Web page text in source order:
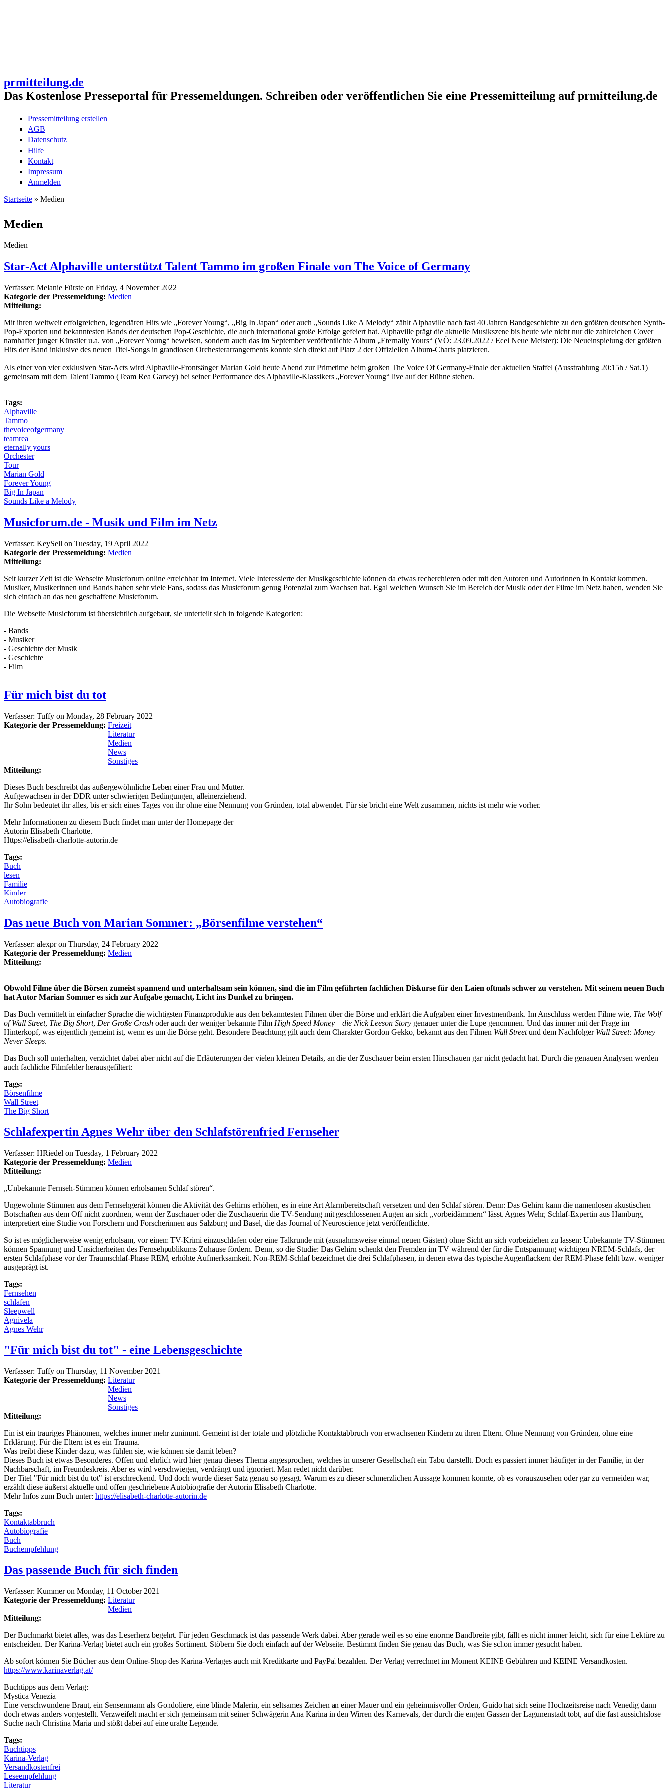
prmitteilung.de
Das Kostenlose Presseportal für Pressemeldungen. Schreiben oder veröffentlichen Sie eine Pressemitteilung auf prmitteilung.de
Pressemitteilung erstellen
AGB
Datenschutz
Hilfe
Kontakt
Impressum
Anmelden
Startseite » Medien
Medien
Medien
Star-Act Alphaville unterstützt Talent Tammo im großen Finale von The Voice of Germany
Verfasser: Melanie Fürste on Friday, 4 November 2022
Kategorie der Pressemeldung: Medien
Mitteilung:
Mit ihren weltweit erfolgreichen, legendären Hits wie „Forever Young“, „Big In Japan“ oder auch „Sounds Like A Melody“ zählt Alphaville nach fast 40 Jahren Bandgeschichte zu den größten deutschen Synth-
Pop-Exporten und bekanntesten Bands der deutschen Pop-Geschichte, die auch international große Erfolge gefeiert hat. Alphaville prägt die aktuelle Musikszene bis heute wie nicht nur die zahlreichen Cover
namhafter junger Künstler u.a. von „Forever Young“ beweisen, sondern auch das im September veröffentlichte Album „Eternally Yours“ (VÖ: 23.09.2022 / Edel Neue Meister): Die Neueinspielung der größten
Hits der Band inklusive des neuen Titel-Songs in grandiosen Orchesterarrangements konnte sich direkt auf Platz 2 der Offiziellen Album-Charts platzieren.
Als einer von vier exklusiven Star-Acts wird Alphaville-Frontsänger Marian Gold heute Abend zur Primetime beim großen The Voice Of Germany-Finale der aktuellen Staffel (Ausstrahlung 20:15h / Sat.1)
gemeinsam mit dem Talent Tammo (Team Rea Garvey) bei seiner Performance des Alphaville-Klassikers „Forever Young“ live auf der Bühne stehen.
Tags:
Alphaville
Tammo
thevoiceofgermany
teamrea
eternally yours
Orchester
Tour
Marian Gold
Forever Young
Big In Japan
Sounds Like a Melody
Musicforum.de - Musik und Film im Netz
Verfasser: KeySell on Tuesday, 19 April 2022
Kategorie der Pressemeldung: Medien
Mitteilung:
Seit kurzer Zeit ist die Webseite Musicforum online erreichbar im Internet. Viele Interessierte der Musikgeschichte können da etwas recherchieren oder mit den Autoren und Autorinnen in Kontakt kommen.
Musiker, Musikerinnen und Bands haben sehr viele Fans, sodass das Musicforum genug Potenzial zum Wachsen hat. Egal welchen Wunsch Sie im Bereich der Musik oder der Filme im Netz haben, wenden Sie
sich einfach an das neu geschaffene Musicforum.
Die Webseite Musicforum ist übersichtlich aufgebaut, sie unterteilt sich in folgende Kategorien:
- Bands
- Musiker
- Geschichte der Musik
- Geschichte
- Film
Für mich bist du tot
Verfasser: Tuffy on Monday, 28 February 2022
Kategorie der Pressemeldung: Freizeit
Literatur
Medien
News
Sonstiges
Mitteilung:
Dieses Buch beschreibt das außergewöhnliche Leben einer Frau und Mutter.
Aufgewachsen in der DDR unter schwierigen Bedingungen, alleinerziehend.
Ihr Sohn bedeutet ihr alles, bis er sich eines Tages von ihr ohne eine Nennung von Gründen, total abwendet. Für sie bricht eine Welt zusammen, nichts ist mehr wie vorher.
Mehr Informationen zu diesem Buch findet man unter der Homepage der
Autorin Elisabeth Charlotte.
Https://elisabeth-charlotte-autorin.de
Tags:
Buch
lesen
Familie
Kinder
Autobiografie
Das neue Buch von Marian Sommer: „Börsenfilme verstehen“
Verfasser: alexpron Thursday, 24 February 2022
Kategorie der Pressemeldung: Medien
Mitteilung:
Obwohl Filme über die Börsen zumeist spannend und unterhaltsam sein können, sind die im Film geführten fachlichen Diskurse für den Laien oftmals schwer zu verstehen. Mit seinem neuen Buch
hat Autor Marian Sommer es sich zur Aufgabe gemacht, Licht ins Dunkel zu bringen.
Das Buch vermittelt in einfacher Sprache die wichtigsten Finanzprodukte aus den bekanntesten Filmen über die Börse und erklärt die Aufgaben einer Investmentbank. Im Anschluss werden Filme wie, The Wolf
of Wall Street, The Big Short, Der Große Crash oder auch der weniger bekannte Film High Speed Money – die Nick Leeson Story genauer unter die Lupe genommen. Und das immer mit der Frage im
Hinterkopf, was eigentlich gemeint ist, wenn es um die Börse geht. Besondere Beachtung gilt auch dem Charakter Gordon Gekko, bekannt aus den Filmen Wall Streetund dem Nachfolger Wall Street: Money
Never Sleeps.
Das Buch soll unterhalten, verzichtet dabei aber nicht auf die Erläuterungen der vielen kleinen Details, an die der Zuschauer beim ersten Hinschauen gar nicht gedacht hat. Durch die genauen Analysen werden
auch fachliche Filmfehler herausgefiltert:
Tags:
Börsenfilme
Wall Street
The Big Short
Schlafexpertin Agnes Wehr über den Schlafstörenfried Fernseher
Verfasser: HRiedel on Tuesday, 1 February 2022
Kategorie der Pressemeldung: Medien
Mitteilung:
„Unbekannte Fernseh-Stimmen können erholsamen Schlaf stören“.
Ungewohnte Stimmen aus dem Fernsehgerät können die Aktivität des Gehirns erhöhen, es in eine Art Alarmbereitschaft versetzen und den Schlaf stören. Denn: Das Gehirn kann die namenlosen akustischen
Botschaften aus dem Off nicht zuordnen, wenn der Zuschauer oder die Zuschauerin die TV-Sendung mit geschlossenen Augen an sich „vorbeidämmern“ lässt. Agnes Wehr, Schlaf-Expertin aus Hamburg,
interpretiert eine Studie von Forschern und Forscherinnen aus Salzburg und Basel, die das Journal of Neuroscience jetzt veröffentlichte.
So ist es möglicherweise wenig erholsam, vor einem TV-Krimi einzuschlafen oder eine Talkrunde mit (ausnahmsweise einmal neuen Gästen) ohne Sicht an sich vorbeiziehen zu lassen: Unbekannte TV-Stimmen
können Spannung und Unsicherheiten des Fernsehpublikums Zuhause fördern. Denn, so die Studie: Das Gehirn schenkt den Fremden im TV während der für die Entspannung wichtigen NREM-Schlafs, der
ersten Schlafphase vor der Traumschlaf-Phase REM, erhöhte Aufmerksamkeit. Non-REM-Schlaf bezeichnet die drei Schlafphasen, in denen etwa das typische Augenflackern der REM-Phase fehlt bzw. weniger
ausgeprägt ist.
Tags:
Fernsehen
schlafen
Sleepwell
Agnivela
Agnes Wehr
"Für mich bist du tot" - eine Lebensgeschichte
Verfasser: Tuffy on Thursday, 11 November 2021
Kategorie der Pressemeldung: Literatur
Medien
News
Sonstiges
Mitteilung:
Ein ist ein trauriges Phänomen, welches immer mehr zunimmt. Gemeint ist der totale und plötzliche Kontaktabbruch von erwachsenen Kindern zu ihren Eltern. Ohne Nennung von Gründen, ohne eine
Erklärung. Für die Eltern ist es ein Trauma.
Was treibt diese Kinder dazu, was fühlen sie, wie können sie damit leben?
Dieses Buch ist etwas Besonderes. Offen und ehrlich wird hier genau dieses Thema angesprochen, welches in unserer Gesellschaft ein Tabu darstellt. Doch es passiert immer häufiger in der Familie, in der
Nachbarschaft, im Freundeskreis. Aber es wird verschwiegen, verdrängt und ignoriert. Man redet nicht darüber.
Der Titel "Für mich bist du tot" ist erschreckend. Und doch wurde dieser Satz genau so gesagt. Warum es zu dieser schmerzlichen Aussage kommen konnte, ob es vorauszusehen oder gar zu vermeiden war,
erzählt diese äußerst aktuelle und offen geschriebene Autobiografie der Autorin Elisabeth Charlotte.
Mehr Infos zum Buch unter: https://elisabeth-charlotte-autorin.de
Tags:
Kontaktabbruch
Autobiografie
Buch
Buchempfehlung
Das passende Buch für sich finden
Verfasser: Kummeron Monday, 11 October 2021
Kategorie der Pressemeldung: Literatur
Medien
Mitteilung:
Der Buchmarkt bietet alles, was das Leserherz begehrt. Für jeden Geschmack ist das passende Werk dabei. Aber gerade weil es so eine enorme Bandbreite gibt, fällt es nicht immer leicht, sich für eine Lektüre zu
entscheiden. Der Karina-Verlag bietet auch ein großes Sortiment. Stöbern Sie doch einfach auf der Webseite. Bestimmt finden Sie genau das Buch, was Sie schon immer gesucht haben.
Ab sofort können Sie Bücher aus dem Online-Shop des Karina-Verlages auch mit Kreditkarte und PayPal bezahlen. Der Verlag verrechnet im Moment KEINE Gebühren und KEINE Versandkosten.
https://www.karinaverlag.at/
Buchtipps aus dem Verlag:
Mystica Venezia
Eine verschwundene Braut, ein Sensenmann als Gondoliere, eine blinde Malerin, ein seltsames Zeichen an einer Mauer und ein geheimnisvoller Orden, Guido hat sich seine Hochzeitsreise nach Venedig dann
doch etwas anders vorgestellt. Verzweifelt macht er sich gemeinsam mit seiner Schwägerin Ana Karina in den Wirren des Karnevals, der durch die engen Gassen der Lagunenstadt tobt, auf die fast aussichtslose
Suche nach Christina Maria und stößt dabei auf eine uralte Legende.
Tags:
Buchtipps
Karina-Verlag
Versandkostenfrei
Leseempfehlung
Literatur